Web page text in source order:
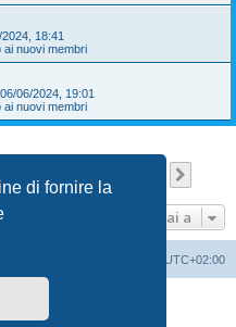
di fornire la
2024, 18:41
ai nuovi membri
06/06/2024, 19:01
ai nuovi membri
Vai a
UTC+02:00
© phpBB Limited
phpBB-Italia.it